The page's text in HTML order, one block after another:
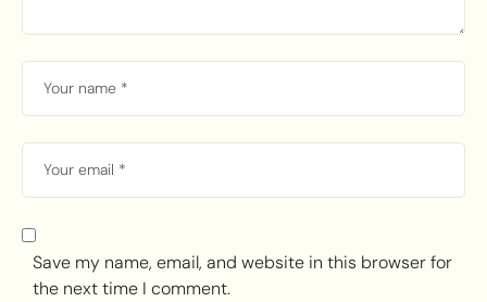
Save my name, email, and website in this browser for
the next time I comment.